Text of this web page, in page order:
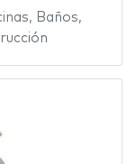
, Baños,